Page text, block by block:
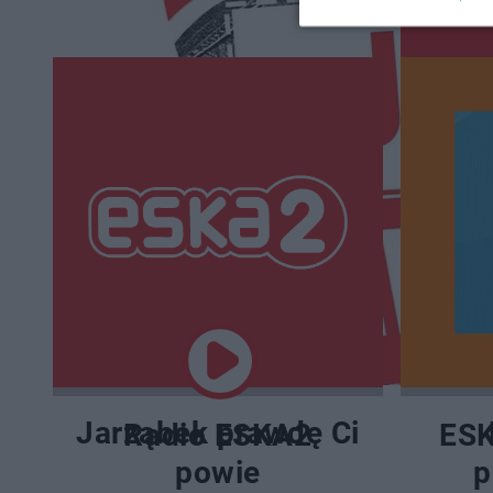
Jarząbek prawdę Ci
powie
PLAYLISTY:
Radio ESKA2